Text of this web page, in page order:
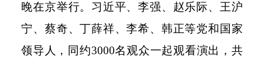
晚在京举行。习近平、李强、赵乐际、王沪
宁、蔡奇、丁薛祥、李希、韩正等党和国家
领导人，同约3000名观众一起观看演出，共